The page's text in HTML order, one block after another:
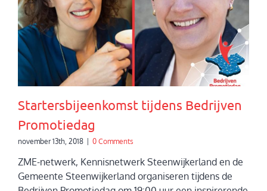
Startersbijeenkomst tijdens Bedrijven
Promotiedag
november 13th, 2018 | 0 Comments
ZME-netwerk, Kennisnetwerk Steenwijkerland en de
Gemeente Steenwijkerland organiseren tijdens de